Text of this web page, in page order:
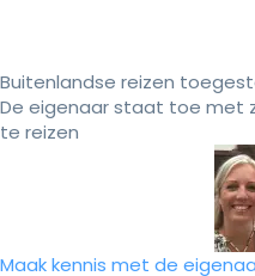
Buitenlandse reizen
De eigenaar staat toe met
te reizen
Maak kennis met de